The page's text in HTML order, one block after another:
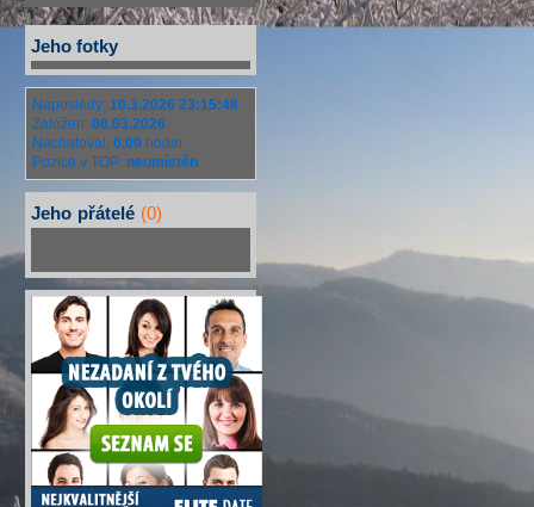
Jeho fotky
Naposledy: 10.3.2026 23:15:48
Založen: 08.03.2026
Nachatoval: 0.00 hodin
Pozice v TOP: neumístěn
Jeho přátelé (0)